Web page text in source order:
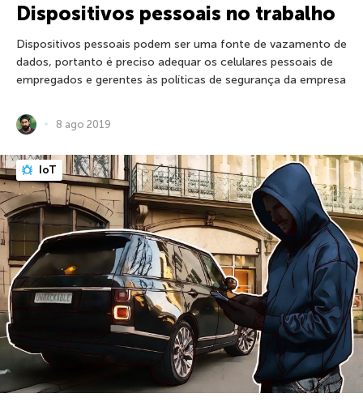
Dispositivos pessoais no trabalho
Dispositivos pessoais podem ser uma fonte de vazamento de
dados, portanto é preciso adequar os celulares pessoais de
empregados e gerentes às políticas de segurança da empresa
8 ago 2019
IoT